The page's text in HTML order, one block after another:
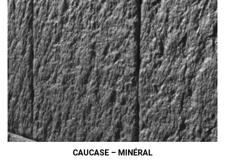
CAUCASE – MINÉRAL